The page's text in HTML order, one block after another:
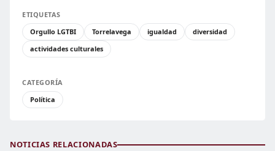
ETIQUETAS
Orgullo LGTBI
Torrelavega igualdad
diversidad
actividades culturales
CATEGORÍA
Política
NOTICIAS RELACIONADAS